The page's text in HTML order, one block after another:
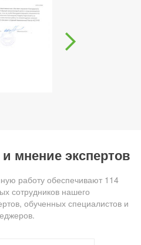
мнение экспертов
работу обеспечивают 114
сотрудников нашего
обученных специалистов и